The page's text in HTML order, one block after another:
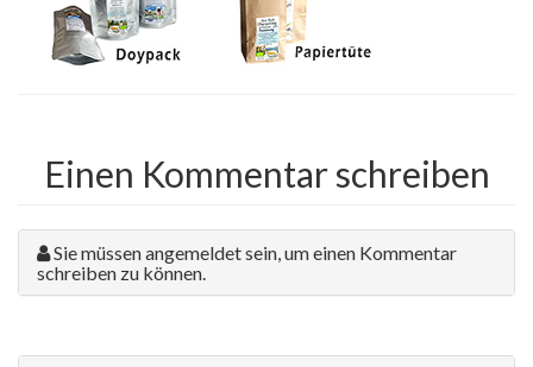
Einen Kommentar schreiben
Sie müssen angemeldet sein, um einen Kommentar
schreiben zu können.